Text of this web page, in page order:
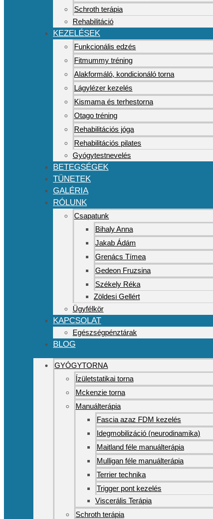
Schroth terápia
Rehabilitáció
KEZELÉSEK
Funkcionális edzés
Fitmummy tréning
Alakformáló, kondicionáló torna
Lágylézer kezelés
Kismama és terhestorna
Otago tréning
Rehabilitációs jóga
Rehabilitációs pilates
Gyógytestnevelés
BETEGSÉGEK
TÜNETEK
GALÉRIA
RÓLUNK
Csapatunk
Bihaly Anna
Jakab Ádám
Grenács Tímea
Gedeon Fruzsina
Székely Réka
Zöldesi Gellért
Ügyfélkör
KAPCSOLAT
Egészségpénztárak
BLOG
GYÓGYTORNA
Ízületstatikai torna
Mckenzie torna
Manuálterápia
Fascia azaz FDM kezelés
Idegmobilizáció (neurodinamika)
Maitland féle manuálterápia
Mulligan féle manuálterápia
Terrier technika
Trigger pont kezelés
Viscerális Terápia
Schroth terápia